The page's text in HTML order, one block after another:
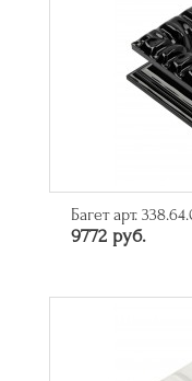
Багет арт.
9772 руб.